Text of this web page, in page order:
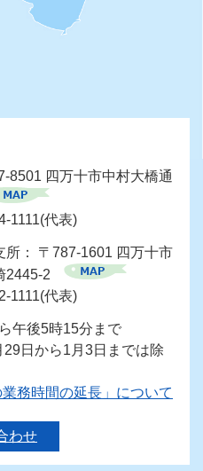
8501 四万十市中村大橋通
1111(代表)
所： 〒787-1601 四万十市
2445-2
1111(代表)
午後5時15分まで
29日から1月3日までは除
務時間の延長」について
わせ